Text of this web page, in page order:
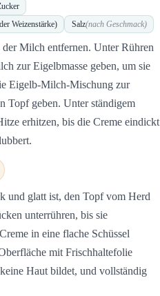
Weizenstärke) Salz(nach Geschmack)
Milch entfernen. Unter Rühren
zur Eigelbmasse geben, um sie
Eigelb-Milch-Mischung zur
Topf geben. Unter ständigem
erhitzen, bis die Creme eindickt
und glatt ist, den Topf vom Herd
unterrühren, bis sie
in eine flache Schüssel
mit Frischhaltefolie
Haut bildet, und vollständig